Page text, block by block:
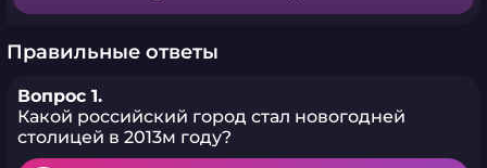
Правильные ответы
Вопрос 1.
Какой российский город стал новогодней
столицей в 2013м году?